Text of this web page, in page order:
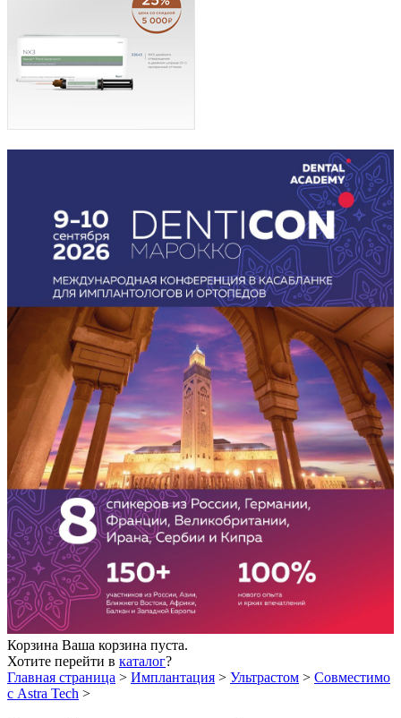
Корзина Ваша корзина пуста.
Хотите перейти в каталог?
Главная страница > Имплантация > Ультрастом > Совместимо
с Astra Tech >